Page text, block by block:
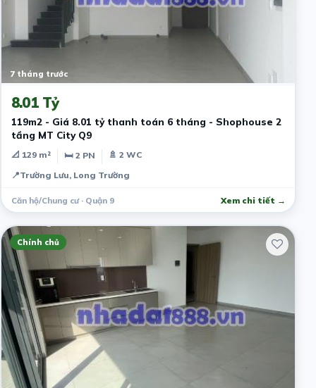
7 tháng trước
8.01 Tỷ
119m2 - Giá 8.01 tỷ thanh toán 6 tháng - Shophouse 2
tầng MT City Q9
📐 129 m² 🛏 2 PN
🚿 2 WC
📍Trường Lưu, Long Trường
Căn hộ/Chung cư · Quận 9 Xem chi tiết →
Chính chủ